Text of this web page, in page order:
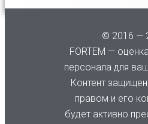
© 2016 —
FORTEM —
персонала для
Контент
правом и его
будет активно